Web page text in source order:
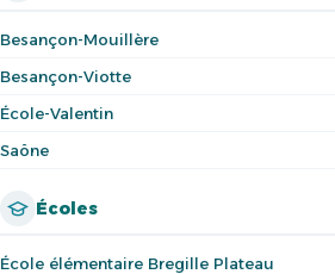
Besançon-Mouillère
Besançon-Viotte
École-Valentin
Saône
Écoles
École élémentaire Bregille Plateau